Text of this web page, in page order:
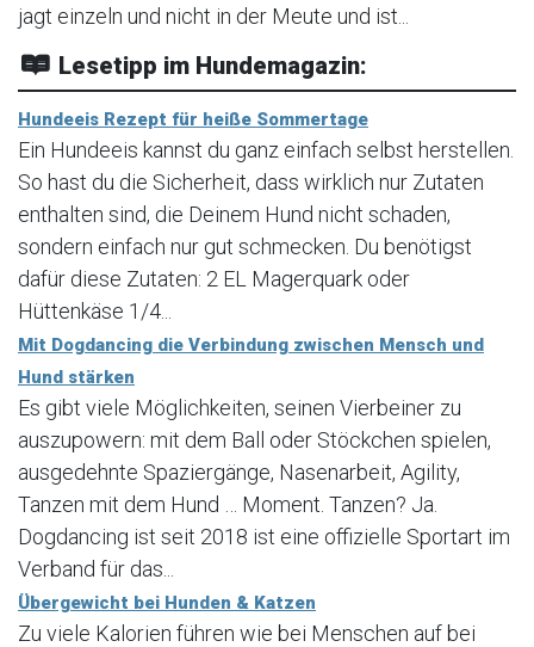
jagt einzeln und nicht in der Meute und ist...
Lesetipp im Hundemagazin:
Hundeeis Rezept für heiße Sommertage
Ein Hundeeis kannst du ganz einfach selbst herstellen.
So hast du die Sicherheit, dass wirklich nur Zutaten
enthalten sind, die Deinem Hund nicht schaden,
sondern einfach nur gut schmecken. Du benötigst
dafür diese Zutaten: 2 EL Magerquark oder
Hüttenkäse 1/4...
Mit Dogdancing die Verbindung zwischen Mensch und
Hund stärken
Es gibt viele Möglichkeiten, seinen Vierbeiner zu
auszupowern: mit dem Ball oder Stöckchen spielen,
ausgedehnte Spaziergänge, Nasenarbeit, Agility,
Tanzen mit dem Hund … Moment. Tanzen? Ja.
Dogdancing ist seit 2018 ist eine offizielle Sportart im
Verband für das...
Übergewicht bei Hunden & Katzen
Zu viele Kalorien führen wie bei Menschen auf bei